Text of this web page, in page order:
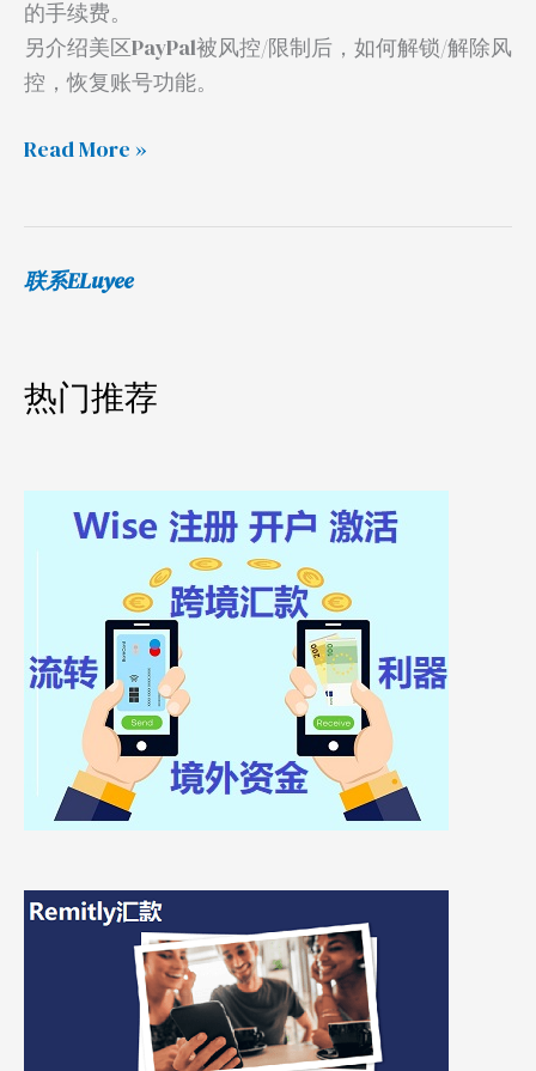
的手续费。
另介绍美区PayPal被风控/限制后，如何解锁/解除风
控，恢复账号功能。
Read More »
联系ELuyee
热门推荐